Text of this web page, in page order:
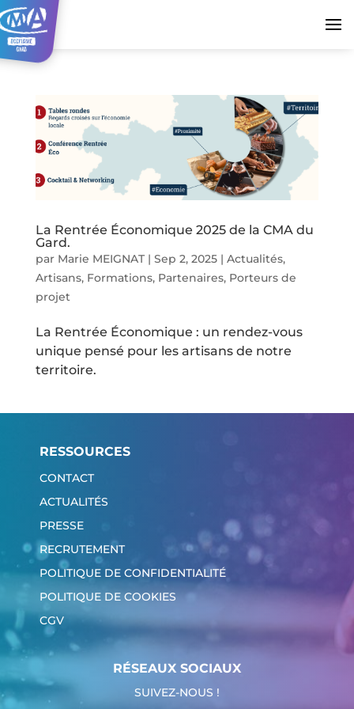
La Rentrée Économique 2025 de la CMA du
Gard.
par Marie MEIGNAT| Sep 2, 2025| Actualités,
Artisans, Formations, Partenaires, Porteurs de
projet
La Rentrée Économique : un rendez-vous
unique pensé pour les artisans de notre
territoire.
RESSOURCES
CONTACT
ACTUALITÉS
PRESSE
RECRUTEMENT
POLITIQUE DE CONFIDENTIALITÉ
POLITIQUE DE COOKIES
CGV
RÉSEAUX SOCIAUX
SUIVEZ-NOUS !